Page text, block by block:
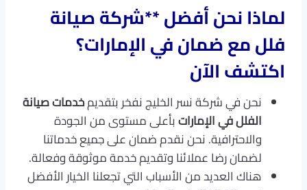
لماذا نحن أفضل**شركة صيانة
فلل مع ضمانفي الإمارات؟
اكتشف الآن
نحن في شركة نسر الخليج نفخر بتقديمخدمات صيانة
الفلل في الإماراتبأعلى مستوى من الجودة
والاحترافية. نحن نقدم ضمان على جميع خدماتنا
لضمان رضا عملائنا وتقديم خدمة موثوقة وفعالة.
هناك العديد من الأسباب التي تجعلنا الخيار الأفضل